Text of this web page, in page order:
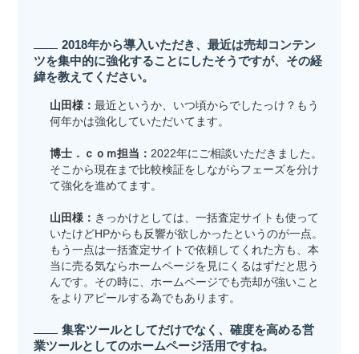
2018年から導入いただき、最近は売却コンテン
ツを集中的に強化することにしたそうですが、その経
緯を教えてください。
山田様：最近というか、いつ頃からでしたっけ？もう
何年かは強化していただいてます。
博士．ｃｏｍ担当：2022年にご相談いただきました。
そこから現在まで比較検証をしながらフェーズを分け
て強化を進めてます。
山田様： きっかけとしては、一括査定サイトも使って
いたけどHPからも反響が欲しかったというのが一点。
もう一点は一括査定サイトで依頼してくれた方も、本
当に売る気ならホームページを見にくるはずだと思う
んです。その時に、ホームページでも売却が強いこと
をよりアピールする為でもあります。
集客ツールとしてだけでなく、確度を高める営
業ツールとしてのホームページ活用ですね。